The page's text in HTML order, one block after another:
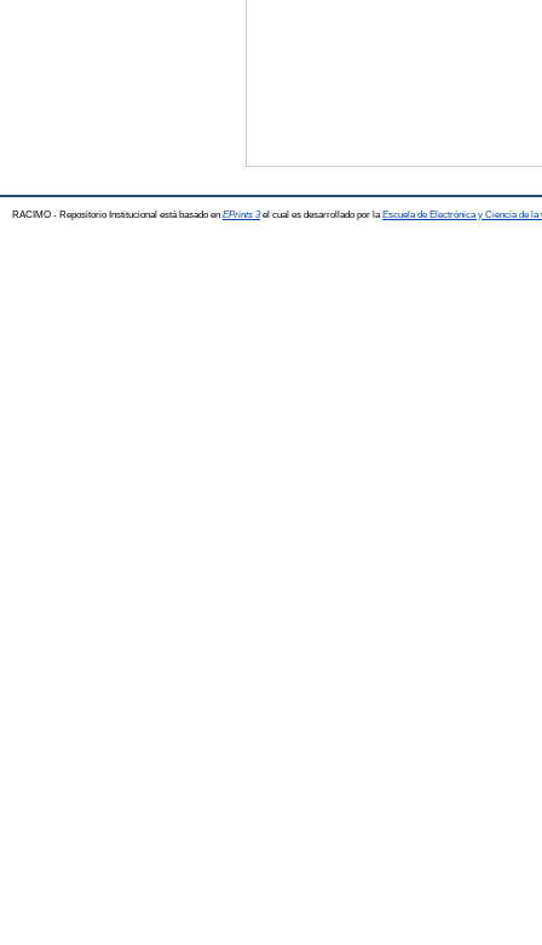
RACIMO - Repositorio Institucional está basado en EPrints 3el cual es desarrollado por la Escuela de Electrónica y Ciencia de la